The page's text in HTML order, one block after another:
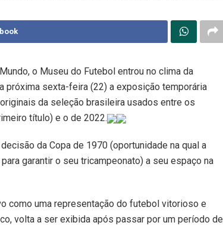
o Museu do Futebol entrou no clima da
próxima sexta-feira (22) a exposição temporária
da seleção brasileira usados entre os
título) e o de 2022.
da Copa de 1970 (oportunidade na qual a
garantir o seu tricampeonato) a seu espaço na
como uma representação do futebol vitorioso e
volta a ser exibida após passar por um período de